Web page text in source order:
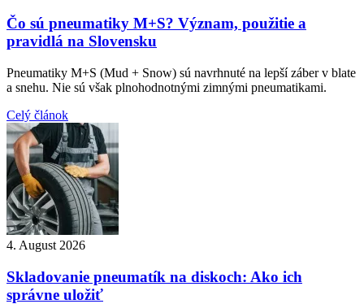
Čo sú pneumatiky M+S? Význam, použitie a
pravidlá na Slovensku
Pneumatiky M+S (Mud + Snow) sú navrhnuté na lepší záber v blate
a snehu. Nie sú však plnohodnotnými zimnými pneumatikami.
Celý článok
4. August 2026
Skladovanie pneumatík na diskoch: Ako ich
správne uložiť